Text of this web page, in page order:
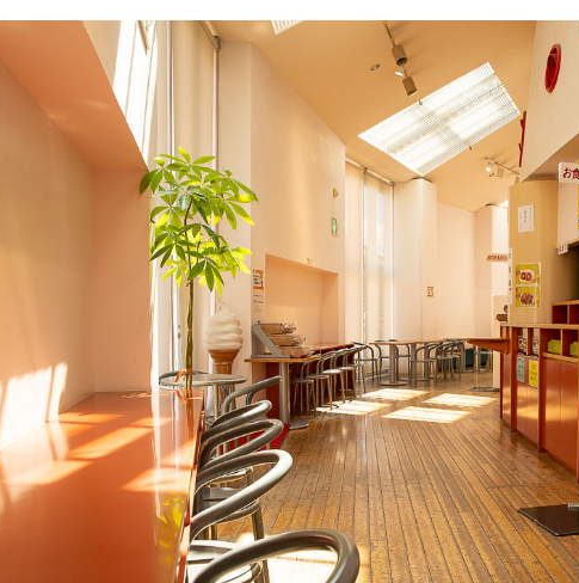
ス
ール
職場体験・実習・
職場体験について
博物館実習について
山梨大学CSTの受講者